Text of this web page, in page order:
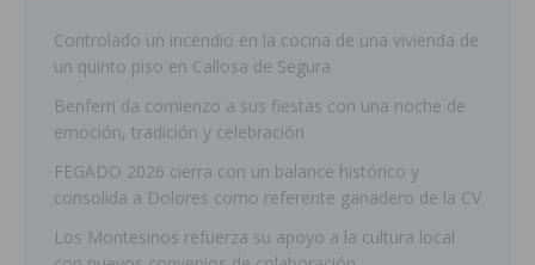
Controlado un incendio en la cocina de una vivienda de
un quinto piso en Callosa de Segura
Benferri da comienzo a sus fiestas con una noche de
emoción, tradición y celebración
FEGADO 2026 cierra con un balance histórico y
consolida a Dolores como referente ganadero de la CV
Los Montesinos refuerza su apoyo a la cultura local